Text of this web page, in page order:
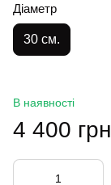
Діаметр
30 см.
В наявності
4 400 грн